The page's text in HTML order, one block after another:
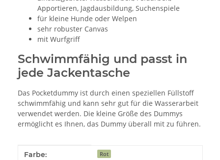
Apportieren, Jagdausbildung, Suchenspiele
für kleine Hunde oder Welpen
sehr robuster Canvas
mit Wurfgriff
Schwimmfähig und passt in
jede Jackentasche
Das Pocketdummy ist durch einen speziellen Füllstoff
schwimmfähig und kann sehr gut für die Wasserarbeit
verwendet werden. Die kleine Größe des Dummys
ermöglicht es Ihnen, das Dummy überall mit zu führen.
Produkteigenschaft
Wert
Farbe: Rot